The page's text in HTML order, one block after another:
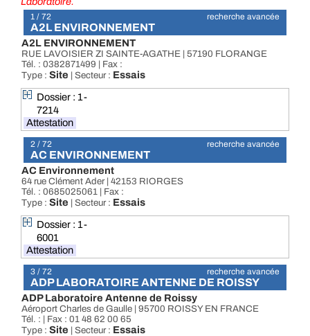
1 / 72 recherche avancée
A2L ENVIRONNEMENT
A2L ENVIRONNEMENT
RUE LAVOISIER ZI SAINTE-AGATHE | 57190 FLORANGE
Tél. : 0382871499 | Fax :
Type : Site | Secteur : Essais
Dossier : 1-
7214
Attestation
2 / 72 recherche avancée
AC ENVIRONNEMENT
AC Environnement
64 rue Clément Ader | 42153 RIORGES
Tél. : 0685025061 | Fax :
Type : Site | Secteur : Essais
Dossier : 1-
6001
Attestation
3 / 72 recherche avancée
ADP LABORATOIRE ANTENNE DE ROISSY
ADP Laboratoire Antenne de Roissy
Aéroport Charles de Gaulle | 95700 ROISSY EN FRANCE
Tél. : | Fax : 01 48 62 00 65
Type : Site | Secteur : Essais